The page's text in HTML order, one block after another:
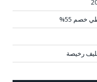
رخيصة